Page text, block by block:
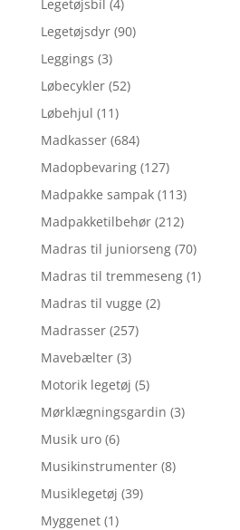
Legetøjsbil (4)
Legetøjsdyr (90)
Leggings (3)
Løbecykler (52)
Løbehjul (11)
Madkasser (684)
Madopbevaring (127)
Madpakke sampak (113)
Madpakketilbehør (212)
Madras til juniorseng (70)
Madras til tremmeseng (1)
Madras til vugge (2)
Madrasser (257)
Mavebælter (3)
Motorik legetøj (5)
Mørklægningsgardin (3)
Musik uro (6)
Musikinstrumenter (8)
Musiklegetøj (39)
Myggenet (1)